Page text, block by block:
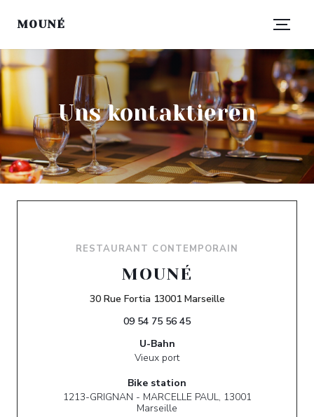
MOUNÉ
Uns kontaktieren
RESTAURANT CONTEMPORAIN
MOUNÉ
30 Rue Fortia 13001 Marseille((öffnet ein neues
09 54 75 56 45
U-Bahn
Vieux port
Bike station
1213-GRIGNAN - MARCELLE PAUL, 13001
Marseille